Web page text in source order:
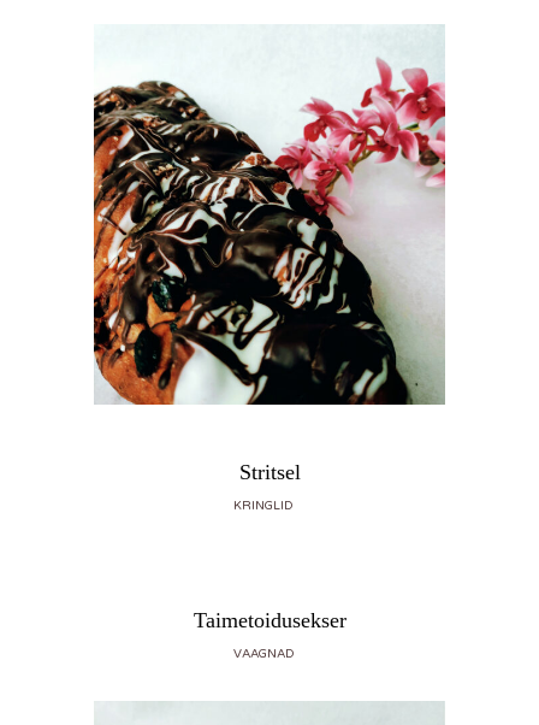
Stritsel
KRINGLID
Taimetoidusekser
VAAGNAD